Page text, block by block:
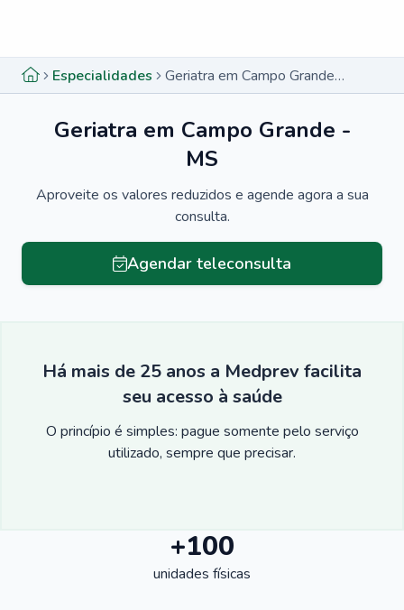
Especialidades Geriatra em Campo Grande - MS
Geriatra em Campo Grande -
MS
Aproveite os valores reduzidos e agende agora a sua
consulta.
Agendar teleconsulta
Há mais de 25 anos a Medprev facilita
seu acesso à saúde
O princípio é simples: pague somente pelo serviço
utilizado, sempre que precisar.
+100
unidades físicas